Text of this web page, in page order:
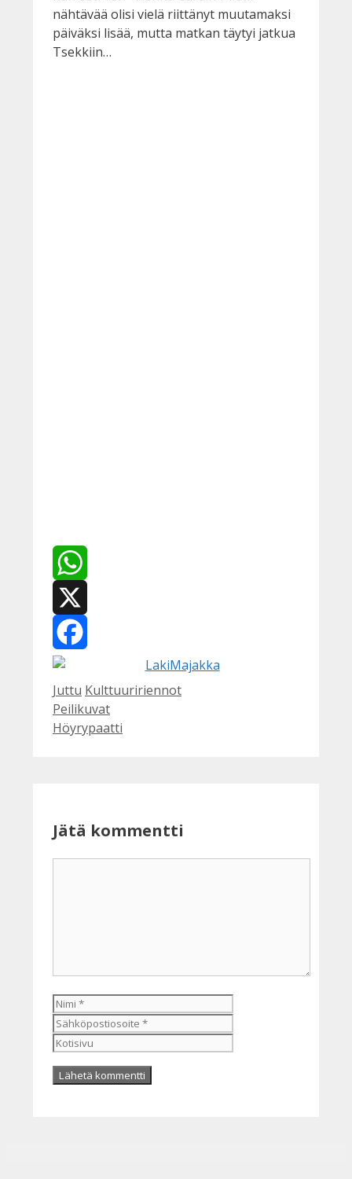
nähtävää olisi vielä riittänyt muutamaksi
päiväksi lisää, mutta matkan täytyi jatkua
Tsekkiin…
WhatsApp
X
Facebook
Kategoriat
Juttu Avainsanat
Kulttuuririennot
Peilikuvat
Höyrypaatti
Jätä kommentti
Nimi